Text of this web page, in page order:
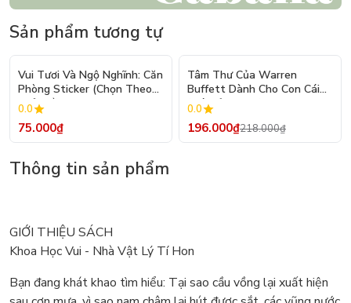
Sản phẩm tương tự
Vui Tươi Và Ngộ Nghĩnh: Căn
Phòng Sticker (Chọn Theo
Chủ Đề) - Hơn 250 Sticker
0.0
75.000₫
Tâm Thư Của Warren
Buffett Dành Cho Con Cái
(Tái Bản 2026)
0.0
196.000₫218.000₫
Thông tin sản phẩm
GIỚI THIỆU SÁCH
Khoa Học Vui - Nhà Vật Lý Tí Hon
Bạn đang khát khao tìm hiểu: Tại sao cầu vồng lại xuất hiện